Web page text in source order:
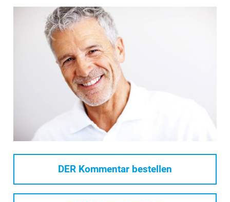
DER Kommentar bestellen